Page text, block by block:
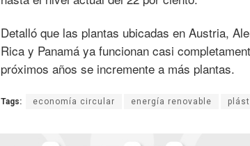
Detalló que las plantas ubicadas en Austria,
Rica y Panamá ya funcionan casi
próximos años se incremente a más plantas.
Tags: economía circular energía renovable